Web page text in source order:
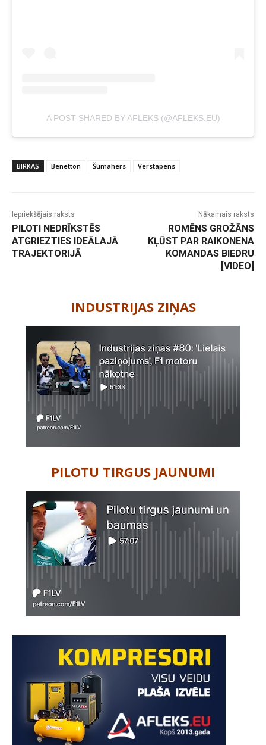
A POST SHARED BY AFLEKS (@AFLEKS.EU)
BIRKAS Benetton Šūmahers Verstapens
Iepriekšējais raksts
PILOTI NEDRĪKSTĒS
ATGRIEZTIES IDEĀLAJĀ
TRAJEKTORIJĀ
Nākamais raksts
ROMĒNS GROŽĀNS
KĻŪST PAR RAIKONENA
KOMANDAS BIEDRU
[VIDEO]
INDUSTRIJAS ZIŅAS
PILOTU TIRGUS JAUNUMI